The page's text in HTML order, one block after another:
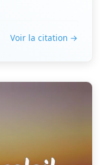
Voir la citation →